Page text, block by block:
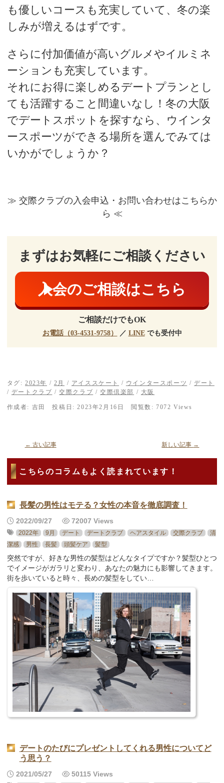
も優しいコースも充実していて、冬の楽
しみが増えるはずです。
さらに付加価値が高いグルメやイルミネ
ーションも充実しています。
それにお得に楽しめるデートプランとし
ても活躍すること間違いなし！冬の大阪
でデートスポットを探すなら、ウインタ
ースポーツができる場所を選んでみては
いかがでしょうか？
≫ 交際クラブの入会申込・お問い合わせはこちらか
ら ≪
まずはお気軽にご相談ください
入会のご相談はこちら
ご相談だけでもOK
お電話（03-4531-9758） ／ LINEでも受付中
タグ: 2023年 / 2月 / アイススケート / ウインタースポーツ /デート
/ デートクラブ /交際クラブ /交際倶楽部 / 大阪
作成者: 吉田 投稿日:2023年2月16日 閲覧数: 7072 Views
← 古い記事 新しい記事 →
こちらのコラムもよく読まれています！
長髪の男性はモテる？女性の本音を徹底調査！
2022/09/27 72007 Views
2022年 9月 デート デートクラブ ヘアスタイル 交際クラブ
清
潔感
男性 長髪 頭髪ケア 髪型
突然ですが、好きな男性の髪型はどんなタイプですか？髪型ひとつ
でイメージがガラリと変わり、あなたの魅力にも影響してきます。
街を歩いていると時々、長めの髪型をしてい…
デートのたびにプレゼントしてくれる男性についてど
う思う？
2021/05/27 50115 Views